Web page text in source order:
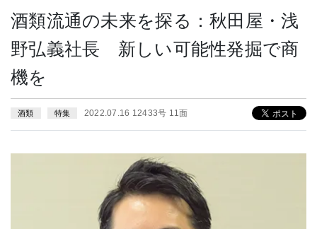
酒類流通の未来を探る：秋田屋・浅
野弘義社長 新しい可能性発掘で商
機を
酒類 特集 2022.07.16 12433号 11面